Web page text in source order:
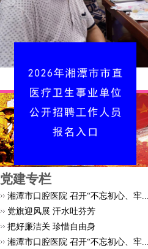
党建专栏
湘潭市口腔医院 召开“不忘初心、牢...
党旗迎风展 汗水吐芬芳
把好廉洁关 珍惜自由身
湘潭市口腔医院 召开“不忘初心、牢...